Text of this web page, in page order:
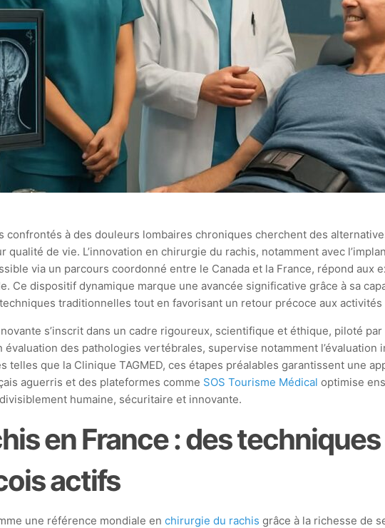
confrontés à des douleurs lombaires chroniques cherchent des
de vie. L’innovation en chirurgie du rachis, notamment avec
via un parcours coordonné entre le Canada et la France, répond
Ce dispositif dynamique marque une avancée significative grâce à sa
traditionnelles tout en favorisant un retour précoce aux
s’inscrit dans un cadre rigoureux, scientifique et éthique, piloté
évaluation des pathologies vertébrales, supervise notamment
que la Clinique TAGMED, ces étapes préalables garantissent une
aguerris et des plateformes comme SOS Tourisme Médical optimise
humaine, sécuritaire et innovante.
en France : des
actifs
une référence mondiale enchirurgie du rachis grâce à la richesse de